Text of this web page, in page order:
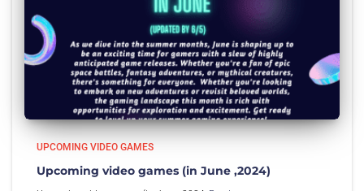
UPCOMING VIDEO GAMES
Upcoming video games (in June ,2024)